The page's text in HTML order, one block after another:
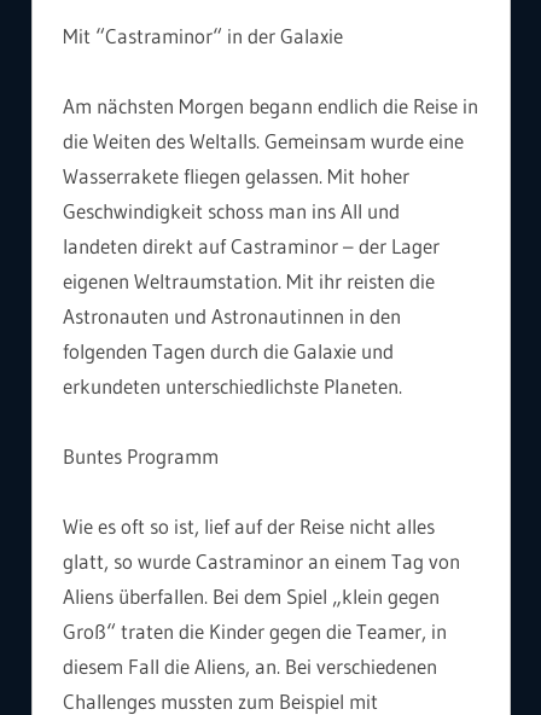
Mit “Castraminor“ in der Galaxie
Am nächsten Morgen begann endlich die Reise in
die Weiten des Weltalls. Gemeinsam wurde eine
Wasserrakete fliegen gelassen. Mit hoher
Geschwindigkeit schoss man ins All und
landeten direkt auf Castraminor – der Lager
eigenen Weltraumstation. Mit ihr reisten die
Astronauten und Astronautinnen in den
folgenden Tagen durch die Galaxie und
erkundeten unterschiedlichste Planeten.
Buntes Programm
Wie es oft so ist, lief auf der Reise nicht alles
glatt, so wurde Castraminor an einem Tag von
Aliens überfallen. Bei dem Spiel „klein gegen
Groß“ traten die Kinder gegen die Teamer, in
diesem Fall die Aliens, an. Bei verschiedenen
Challenges mussten zum Beispiel mit